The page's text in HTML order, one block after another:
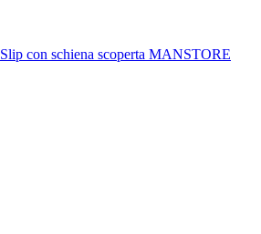
Slip con schiena scoperta MANSTORE